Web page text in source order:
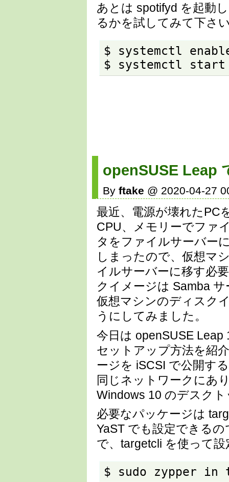
あとは spotifyd を起動
るかを試してみて下さ
$ systemctl
$ systemctl
openSUSE Leap
By ftake @ 2020-04-27
最近、電源が壊れたPC
CPU、メモリーでファ
タをファイルサーバー
しまったので、仮想マ
イルサーバーに移す必
クイメージは Samba
仮想マシンのディスク
うにしてみました。
今日は openSUSE Leap
セットアップ方法を紹
ージを iSCSI で公開す
同じネットワークにあ
Windows 10 のデスク
必要なパッケージは
YaST でも設定できる
で、targetcli を使って
$ sudo zypper